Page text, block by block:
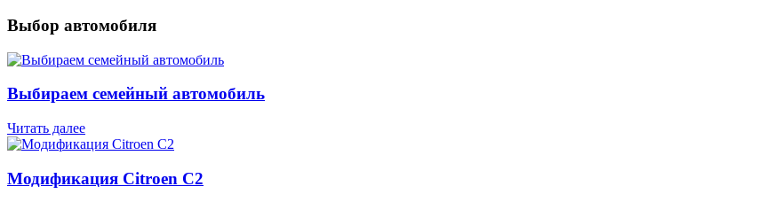
Выбор автомобиля
Выбираем семейный автомобиль
Читать далее
Модификация Citroen С2